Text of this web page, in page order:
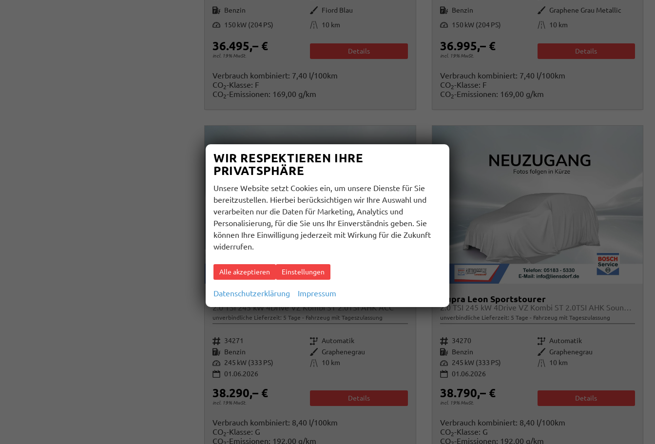
Kraftstoff Benzin Außenfarbe Fiord Blau
Leistung 150 kW (204 PS) Kilometerstand 10 km
36.495,– €
incl. 19% MwSt.
Details
Verbrauch kombiniert: 7,40 l/100km
CO2-Klasse: F
CO2-Emissionen: 169,00 g/km
Kraftstoff Benzin Außenfarbe Graphene Grau Metallic
Leistung 150 kW (204 PS) Kilometerstand 10 km
36.995,– €
incl. 19% MwSt.
Details
Verbrauch kombiniert: 7,40 l/100km
CO2-Klasse: F
CO2-Emissionen: 169,00 g/km
Cupra Leon Sportstourer
2.0 TSI 245 kW 4Drive VZ Kombi ST 2.0TSI AHK ACC
unverbindliche Lieferzeit: 5 Tage Fahrzeug mit Tageszulassung
Fahrzeugnr. 34271 Getriebe Automatik
Kraftstoff Benzin Außenfarbe Graphenegrau
Leistung 245 kW (333 PS) Kilometerstand 10 km
01.06.2026
38.290,– €
incl. 19% MwSt.
Details
Verbrauch kombiniert: 8,40 l/100km
CO2-Klasse: G
CO -Emissionen: 192,00 g/km
Cupra Leon Sportstourer
2.0 TSI 245 kW 4Drive VZ Kombi ST 2.0TSI AHK Sound ACC
unverbindliche Lieferzeit: 5 Tage Fahrzeug mit Tageszulassung
Fahrzeugnr. 34270 Getriebe Automatik
Kraftstoff Benzin Außenfarbe Graphenegrau
Leistung 245 kW (333 PS) Kilometerstand
10 km
01.06.2026
38.790,– €
incl. 19% MwSt.
Details
Verbrauch kombiniert: 8,40 l/100km
CO2-Klasse: G
CO -Emissionen: 192,00 g/km
WIR RESPEKTIEREN IHRE
PRIVATSPHÄRE
Unsere Website setzt Cookies ein, um unsere Dienste für Sie
bereitzustellen. Hierbei berücksichtigen wir Ihre Auswahl und
verarbeiten nur die Daten für Marketing, Analytics und
Personalisierung, für die Sie uns Ihr Einverständnis geben. Sie
können Ihre Einwilligung jederzeit mit Wirkung für die Zukunft
widerrufen.
Alle akzeptieren Einstellungen
Datenschutzerklärung Impressum